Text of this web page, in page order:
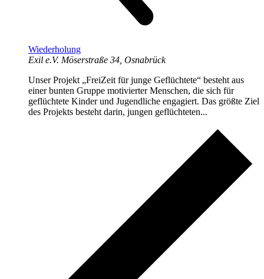
Wiederholung
Exil e.V. Möserstraße 34, Osnabrück
Unser Projekt „FreiZeit für junge Geflüchtete“ besteht aus
einer bunten Gruppe motivierter Menschen, die sich für
geflüchtete Kinder und Jugendliche engagiert. Das größte Ziel
des Projekts besteht darin, jungen geflüchteten...